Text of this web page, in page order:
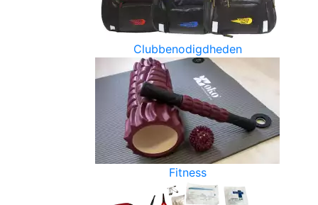
Clubbenodigdheden
Fitness